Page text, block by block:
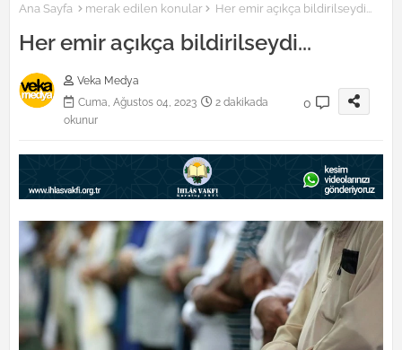
Ana Sayfa merak edilen konular Her emir açıkça bildirilseydi...
Her emir açıkça bildirilseydi...
Veka Medya
Cuma, Ağustos 04, 2023
2 dakikada
okunur
0